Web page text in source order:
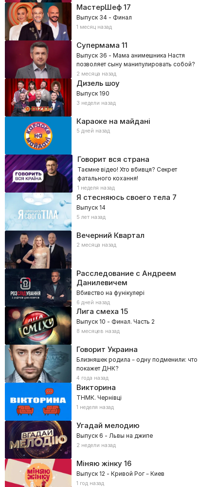
МастерШеф17
Выпуск 34 - Финал
1 месяц назад
Супермама 11
Выпуск 36 - Мама анимешника Настя
позволяет сыну манипулировать собой?
2 месяца назад
Дизель шоу
Выпуск 190
3 недели назад
Караоке на майдані
5 дней назад
Говорит вся страна
Таємне відео! Хто вбивця? Секрет
фатального кохання!
1 неделя назад
Я стесняюсь своего тела 7
Выпуск 14
5 лет назад
Вечерний Квартал
2 месяца назад
Расследование с Андреем
Данилевичем
Вбивство на фунікулері
6 дней назад
Лига смеха 15
Выпуск 10 - Финал. Часть 2
8 месяцев назад
Говорит Украина
Близняшек родила – одну подменили: что
покажет ДНК?
4 года назад
Викторина
ТНМК. Чернівці
1 неделя назад
Угадай мелодию
Выпуск 6 - Львы на джипе
2 недели назад
Міняю жінку16
Выпуск 12 - Кривой Рог – Киев
1 год назад